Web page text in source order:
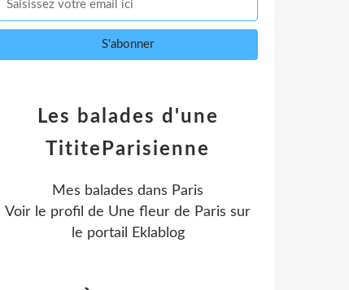
Les balades d'une
TititeParisienne
Mes balades dans Paris
Voir le profil de Une fleur de Paris sur
le portail Eklablog